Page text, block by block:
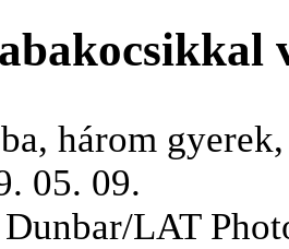
három
05. 09.
LAT